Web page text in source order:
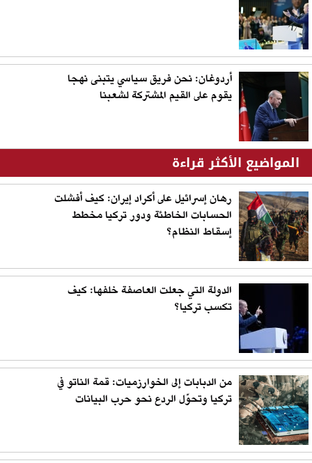
أردوغان: نحن فريق سياسي يتبنى نهجا
يقوم على القيم المشتركة لشعبنا
المواضيع الأكثر قراءة
رهان إسرائيل على أكراد إيران: كيف أفشلت
الحسابات الخاطئة ودور تركيا مخطط
إسقاط النظام؟
الدولة التي جعلت العاصفة خلفها: كيف
تكسب تركيا؟
من الدبابات إلى الخوارزميات: قمة الناتو في
تركيا وتحوّل الردع نحو حرب البيانات